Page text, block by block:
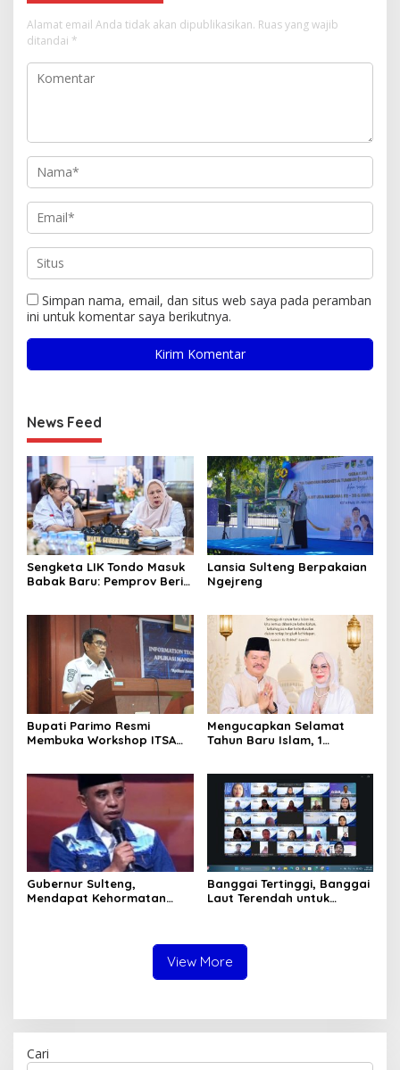
Alamat email Anda tidak akan dipublikasikan. Ruas yang wajib
ditandai *
Simpan nama, email, dan situs web saya pada peramban
ini untuk komentar saya berikutnya.
News Feed
Sengketa LIK Tondo Masuk
Babak Baru: Pemprov Beri
Lansia Sulteng Berpakaian
Ngejreng
Bupati Parimo Resmi
Membuka Workshop ITSA
Mengucapkan Selamat
Tahun Baru Islam, 1
Gubernur Sulteng,
Mendapat Kehormatan
Banggai Tertinggi, Banggai
Laut Terendah untuk
View More
Cari